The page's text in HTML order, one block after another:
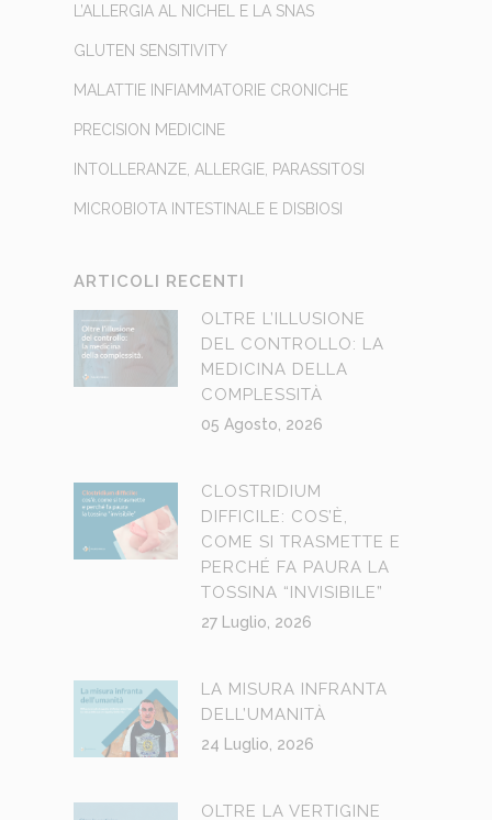
L’ALLERGIA AL NICHEL E LA SNAS
GLUTEN SENSITIVITY
MALATTIE INFIAMMATORIE CRONICHE
PRECISION MEDICINE
INTOLLERANZE, ALLERGIE, PARASSITOSI
MICROBIOTA INTESTINALE E DISBIOSI
ARTICOLI RECENTI
OLTRE L’ILLUSIONE
DEL CONTROLLO: LA
MEDICINA DELLA
COMPLESSITÀ
05 Agosto, 2026
CLOSTRIDIUM
DIFFICILE: COS’È,
COME SI TRASMETTE E
PERCHÉ FA PAURA LA
TOSSINA “INVISIBILE”
27 Luglio, 2026
LA MISURA INFRANTA
DELL’UMANITÀ
24 Luglio, 2026
OLTRE LA VERTIGINE